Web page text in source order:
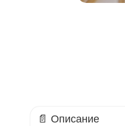
📄 Описание